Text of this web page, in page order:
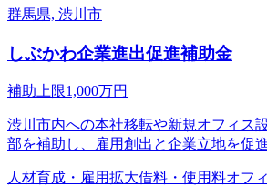
群馬県, 渋川市
しぶかわ企業進出促進補助金
補助上限1,000万円
渋川市内への本社移転や新規オフィス
部を補助し、雇用創出と企業立地を促
人材育成・雇用拡大借料・使用料オフ